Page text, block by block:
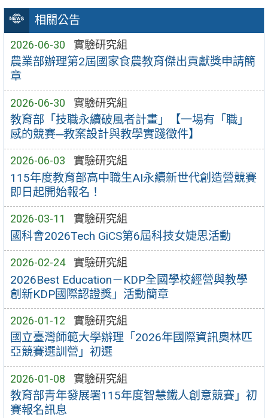
相關公告
2026-06-30 實驗研究組
農業部辦理第2屆國家食農教育傑出貢獻獎申請簡
章
2026-06-30 實驗研究組
教育部「技職永續破風者計畫」【一場有「職」
感的競賽─教案設計與教學實踐徵件】
2026-06-03 實驗研究組
115年度教育部高中職生AI永續新世代創造營競賽
即日起開始報名！
2026-03-11 實驗研究組
國科會2026Tech GiCS第6屆科技女婕思活動
2026-02-24 實驗研究組
2026Best Education－KDP全國學校經營與教學
創新KDP國際認證獎」活動簡章
2026-01-12 實驗研究組
國立臺灣師範大學辦理「2026年國際資訊奧林匹
亞競賽選訓營」初選
2026-01-08 實驗研究組
教育部青年發展署115年度智慧鐵人創意競賽」初
賽報名訊息